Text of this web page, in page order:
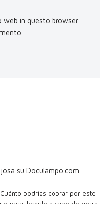
web in questo browser
su Doculampo.com
podrías cobrar por este